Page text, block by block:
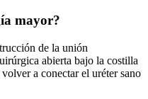
mayor?
de la unión
abierta bajo la costilla
a conectar el uréter sano